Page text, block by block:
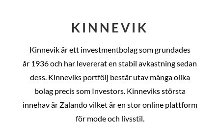
KINNEVIK
Kinnevik är ett investmentbolag som grundades
år 1936 och har levererat en stabil avkastning sedan
dess. Kinneviks portfölj består utav många olika
bolag precis som Investors. Kinneviks största
innehav är Zalando vilket är en stor online plattform
för mode och livsstil.